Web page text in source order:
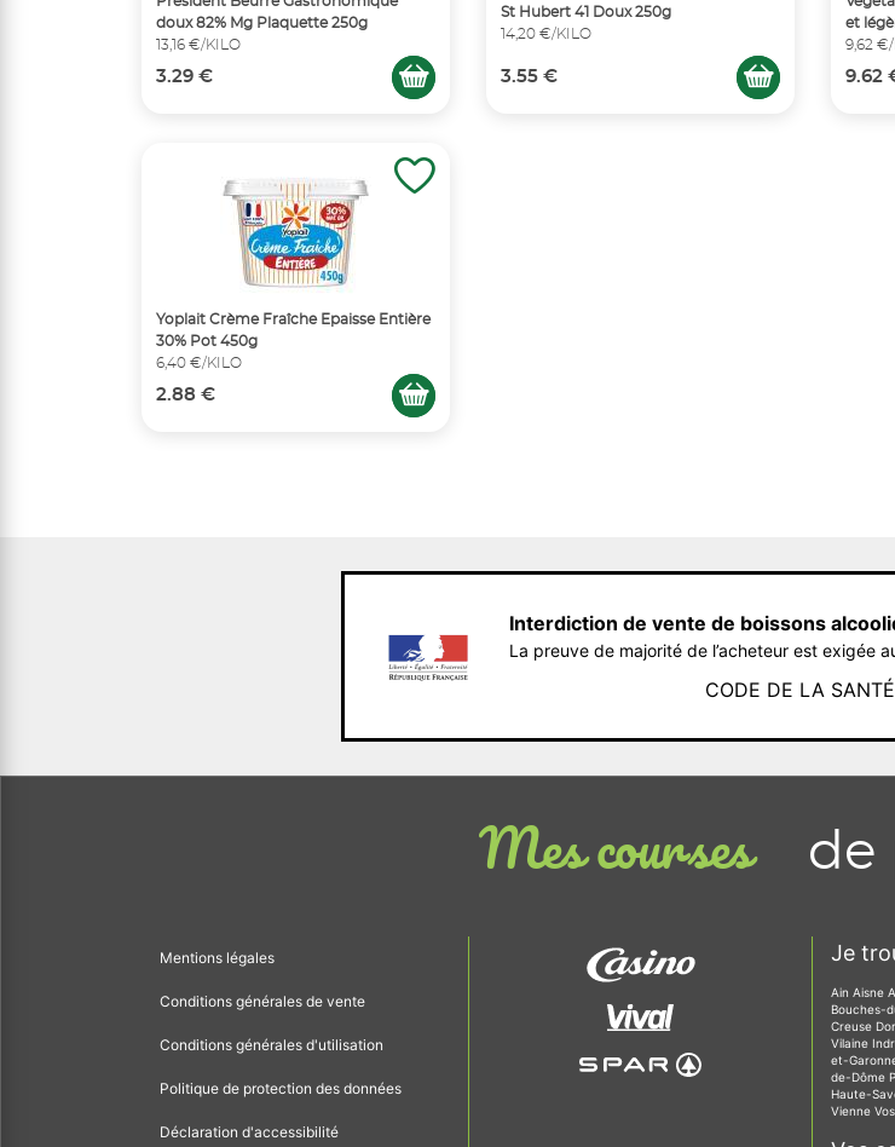
doux 82% Mg Plaquette 250g
13,16 €/KILO
3.29 €
St Hubert 41 Doux 250g
14,20 €/KILO
3.55 €
et
9,62
9.62
Yoplait Crème Fraîche Epaisse Entière
30% Pot 450g
6,40 €/KILO
2.88 €
Interdiction de vente de boissons
La preuve de majorité de l’acheteur est exigée
CODE DE LA
Mes courses de
Mentions légales
Conditions générales de vente
Conditions générales d'utilisation
Politique de protection des données
Déclaration d'accessibilité
Je
Ain Aisne
Bouches-
Creuse
Vilaine
et-
de-Dôme
Haute-
Vienne